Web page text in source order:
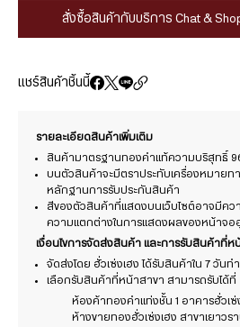
สั่งซื้อสินค้ากับบริการ Chat &
แชร์สินค้าชิ้นนี้
รายละเอียดสินค้าเพิ่มเติม
สินค้ามาตรฐานทองคำแท้ความบริสุทธิ์
บนตัวสินค้าจะมีตราประทับเครื่องหมายทา
หลักฐานการรับประกันสินค้า
สีของตัวสินค้าที่แสดงบนเว็บไซต์อาจมีคว
ความแตกต่างในการแสดงผลของหน้าจ
เงื่อนไขการจัดส่งสินค้า และการรับสินค้าที่ห
จัดส่งโดย ฮั่วเซ่งเฮง ได้รับสินค้าใน 7 วันท
เลือกรับสินค้าที่หน้าสาขา สามารถรับได้ที่
ห้องค้าทองคำแท่งชั้น 1 อาคารฮั่วเซ่
ห้างขายทองฮั่วเซ่งเฮง สาขาเยาวร